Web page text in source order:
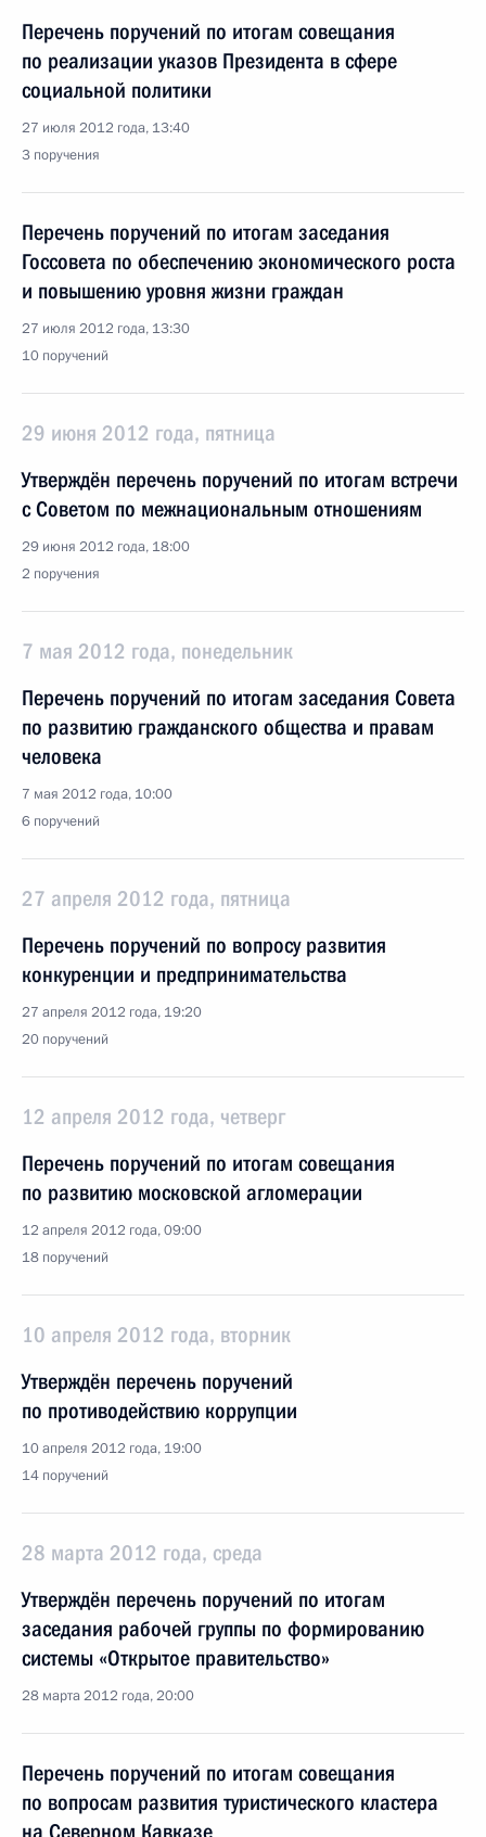
Перечень поручений по итогам совещания
по реализации указов Президента в сфере
социальной политики
27 июля 2012 года, 13:40
3 поручения
Перечень поручений по итогам заседания
Госсовета по обеспечению экономического роста
и повышению уровня жизни граждан
27 июля 2012 года, 13:30
10 поручений
29 июня 2012 года, пятница
Утверждён перечень поручений по итогам встречи
с Советом по межнациональным отношениям
29 июня 2012 года, 18:00
2 поручения
7 мая 2012 года, понедельник
Перечень поручений по итогам заседания Совета
по развитию гражданского общества и правам
человека
7 мая 2012 года, 10:00
6 поручений
27 апреля 2012 года, пятница
Перечень поручений по вопросу развития
конкуренции и предпринимательства
27 апреля 2012 года, 19:20
20 поручений
12 апреля 2012 года, четверг
Перечень поручений по итогам совещания
по развитию московской агломерации
12 апреля 2012 года, 09:00
18 поручений
10 апреля 2012 года, вторник
Утверждён перечень поручений
по противодействию коррупции
10 апреля 2012 года, 19:00
14 поручений
28 марта 2012 года, среда
Утверждён перечень поручений по итогам
заседания рабочей группы по формированию
системы «Открытое правительство»
28 марта 2012 года, 20:00
Перечень поручений по итогам совещания
по вопросам развития туристического кластера
на Северном Кавказе